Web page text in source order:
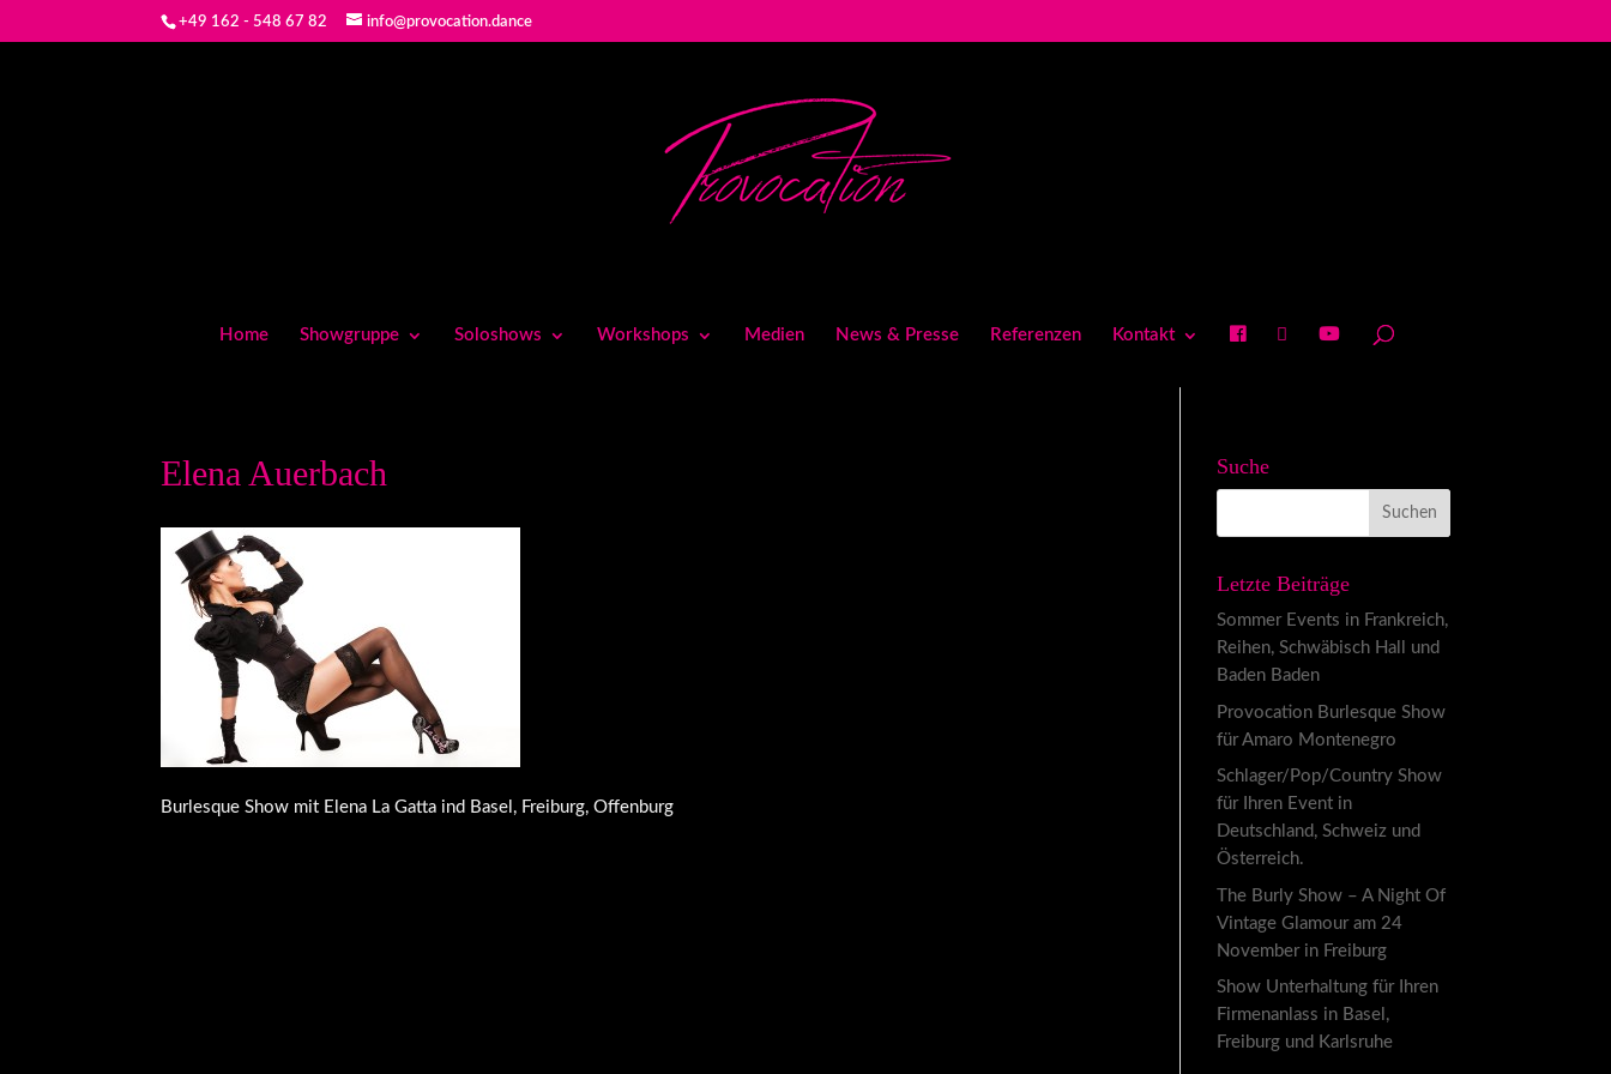
+49 162 - 548 67 82 info@provocation.dance
Home Showgruppe Soloshows Workshops Medien News & Presse Referenzen Kontakt
Elena Auerbach
Burlesque Show mit Elena La Gatta ind Basel, Freiburg, Offenburg
Suche
Letzte Beiträge
Sommer Events in Frankreich,
Reihen, Schwäbisch Hall und
Baden Baden
Provocation Burlesque Show
für Amaro Montenegro
Schlager/Pop/Country Show
für Ihren Event in
Deutschland, Schweiz und
Österreich.
The Burly Show – A Night Of
Vintage Glamour am 24
November in Freiburg
Show Unterhaltung für Ihren
Firmenanlass in Basel,
Freiburg und Karlsruhe